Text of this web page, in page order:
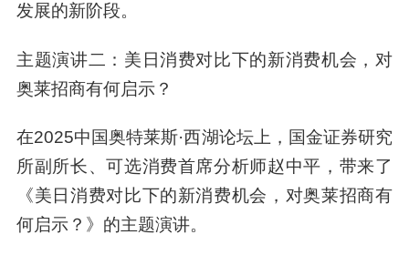
发展的新阶段。
主题演讲二：美日消费对比下的新消费机会，对
奥莱招商有何启示？
在2025中国奥特莱斯·西湖论坛上，国金证券研究
所副所长、可选消费首席分析师赵中平，带来了
《美日消费对比下的新消费机会，对奥莱招商有
何启示？》的主题演讲。